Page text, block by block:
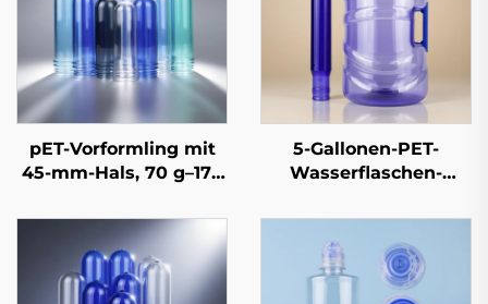
pET-Vorformling mit
45-mm-Hals, 70 g–175
Wasserflaschen, 100 %
reiner
Lebensmittelqualität-
Kunststoff-Vorformling
5-Gallonen-PET-
Wasserflaschen-
Mineralwasser-Eimer-
Form, neues Material,
FDA-zugelassen,
Hersteller-Direktpreis